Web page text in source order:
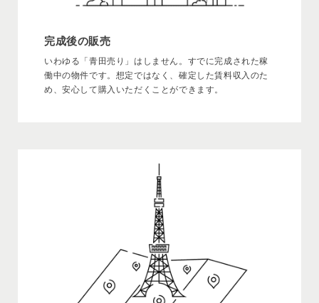
完成後の販売
いわゆる「青田売り」はしません。すでに完成された稼
働中の物件です。想定ではなく、確定した賃料収入のた
め、安心して購入いただくことができます。